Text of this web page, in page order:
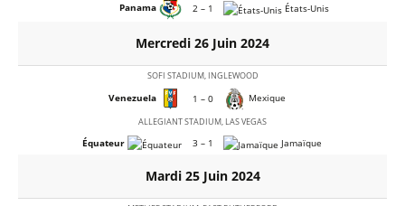
Panama 2 – 1 États-Unis
Mercredi 26 Juin 2024
SOFI STADIUM, INGLEWOOD
Venezuela 1 – 0 Mexique
ALLEGIANT STADIUM, LAS VEGAS
Équateur 3 – 1 Jamaïque
Mardi 25 Juin 2024